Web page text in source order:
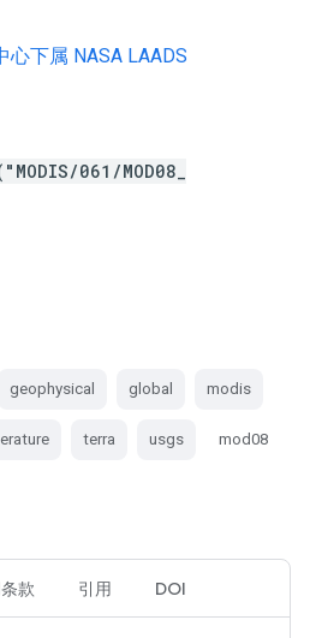
心下属 NASA LAADS
061/MOD08_
geophysical global modis
terra usgs mod08
款 引用 DOI